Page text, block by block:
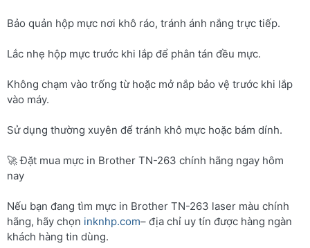
Bảo quản hộp mực nơi khô ráo, tránh ánh nắng trực tiếp.
Lắc nhẹ hộp mực trước khi lắp để phân tán đều mực.
Không chạm vào trống từ hoặc mở nắp bảo vệ trước khi lắp
vào máy.
Sử dụng thường xuyên để tránh khô mực hoặc bám dính.
🚀 Đặt mua mực in Brother TN-263 chính hãng ngay hôm
nay
Nếu bạn đang tìm mực in Brother TN-263 laser màu chính
hãng, hãy chọn inknhp.com– địa chỉ uy tín được hàng ngàn
khách hàng tin dùng.